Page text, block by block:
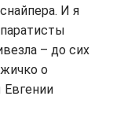
И я
– до сих
о